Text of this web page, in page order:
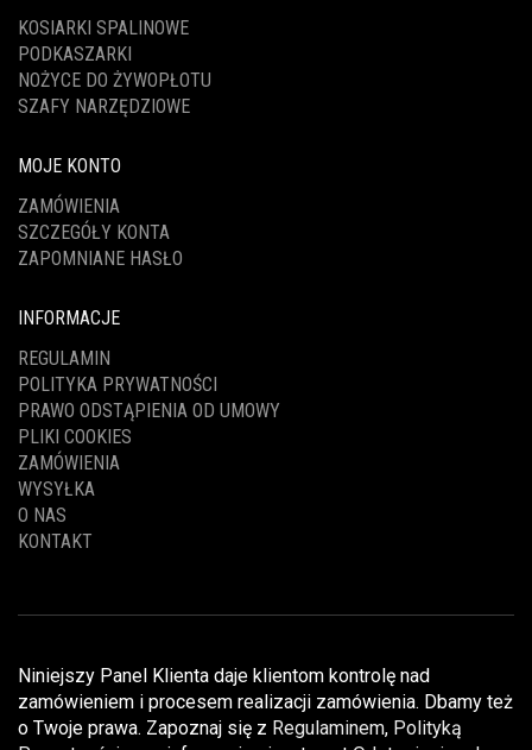
KOSIARKI SPALINOWE
PODKASZARKI
NOŻYCE DO ŻYWOPŁOTU
SZAFY NARZĘDZIOWE
MOJE KONTO
ZAMÓWIENIA
SZCZEGÓŁY KONTA
ZAPOMNIANE HASŁO
INFORMACJE
REGULAMIN
POLITYKA PRYWATNOŚCI
PRAWO ODSTĄPIENIA OD UMOWY
PLIKI COOKIES
ZAMÓWIENIA
WYSYŁKA
O NAS
KONTAKT
Niniejszy Panel Klienta daje klientom kontrolę nad
zamówieniem i procesem realizacji zamówienia. Dbamy też
o Twoje prawa. Zapoznaj się z Regulaminem, Polityką